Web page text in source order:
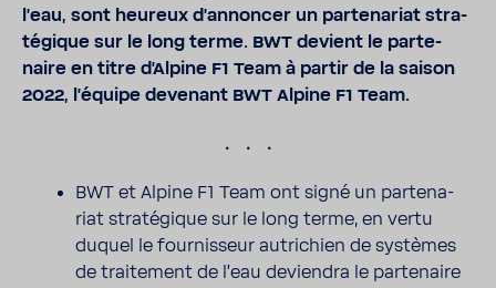
l'eau, sont heureux d'an­noncer un parte­na­riat stra­
té­gique sur le long terme. BWT devient le parte­
naire en titre d'Al­pine F1 Team à partir de la saison
2022, l'équipe deve­nant BWT Alpine F1 Team.
.
BWT et Alpine F1 Team ont signé un parte­na­
riat stra­té­gique sur le long terme, en vertu
duquel le four­nis­seur autri­chien de systèmes
de trai­te­ment de l'eau deviendra le parte­naire